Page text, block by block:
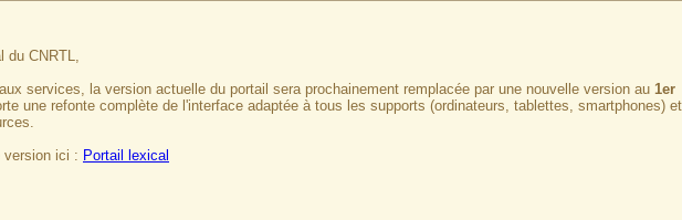
du CNRTL,
services, la version actuelle du portail sera prochainement remplacée par une nouvelle version au 1er
une refonte complète de l'interface adaptée à tous les supports (ordinateurs, tablettes, smartphones)
version ici : Portail lexical